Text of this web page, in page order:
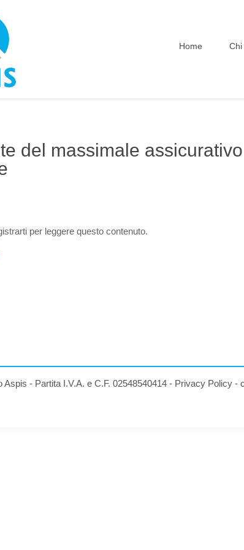
Home
del massimale
per leggere questo contenuto.
- Partita I.V.A. e C.F. 02548540414 - Privacy Policy -